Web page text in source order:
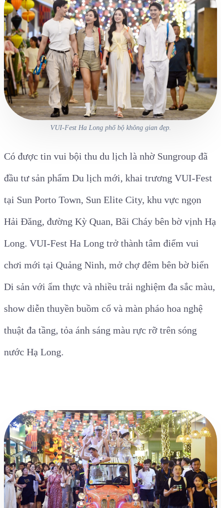
VUI-Fest Ha Long phố bộ không gian đẹp.
Có được tin vui bội thu du lịch là nhờ Sungroup đã
đầu tư sản phẩm Du lịch mới, khai trương VUI-Fest
tại Sun Porto Town, Sun Elite City, khu vực ngọn
Hải Đăng, đường Kỳ Quan, Bãi Cháy bên bờ vịnh Hạ
Long. VUI-Fest Ha Long trở thành tâm điểm vui
chơi mới tại Quảng Ninh, mở chợ đêm bên bờ biển
Di sản với ẩm thực và nhiều trải nghiệm đa sắc màu,
show diễn thuyền buồm cổ và màn pháo hoa nghệ
thuật đa tầng, tỏa ánh sáng màu rực rỡ trên sóng
nước Hạ Long.